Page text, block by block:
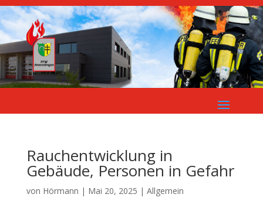
Rauchentwicklung in
Gebäude, Personen in Gefahr
von Hörmann | Mai 20, 2025 | Allgemein